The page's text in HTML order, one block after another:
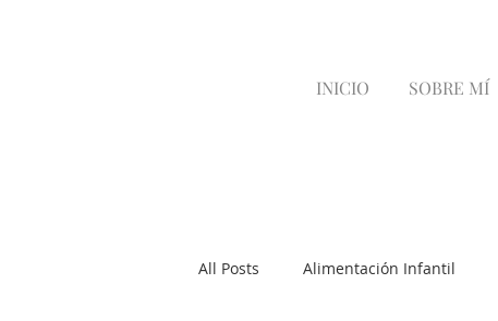
INICIO SOBRE MÍ
All Posts Alimentación Infantil